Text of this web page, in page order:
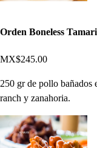
Orden Boneless
MX$245.00
250 gr de pollo bañados
ranch y zanahoria.